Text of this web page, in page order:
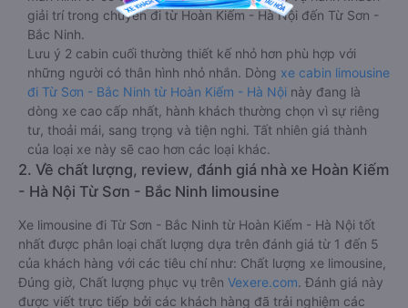
giải trí trong chuyến đi từ Hoàn Kiếm - Hà Nội đến Từ Sơn -
Bắc Ninh.
Lưu ý 2 cabin cuối thường thiết kế nhỏ hơn phù hợp với
những người có thân hình nhỏ nhắn. Dòng xe cabin limousine
đi Từ Sơn - Bắc Ninh từ Hoàn Kiếm - Hà Nội này đang là
dòng xe cao cấp nhất, hành khách thường chọn vì sự riêng
tư, thoải mái, sang trọng và tiện nghi. Tất nhiên giá thành
của loại xe này sẽ cao hơn các loại khác.
2. Về chất lượng, review, đánh giá nhà xe Hoàn Kiếm
- Hà Nội Từ Sơn - Bắc Ninh limousine
Xe limousine đi Từ Sơn - Bắc Ninh từ Hoàn Kiếm - Hà Nội tốt
nhất được phân loại chất lượng dựa trên đánh giá từ 1 đến 5
của khách hàng với các tiêu chí như: Chất lượng xe limousine,
Đúng giờ, Chất lượng phục vụ trên Vexere.com. Đánh giá này
được viết trực tiếp bởi các khách hàng đã trải nghiệm các